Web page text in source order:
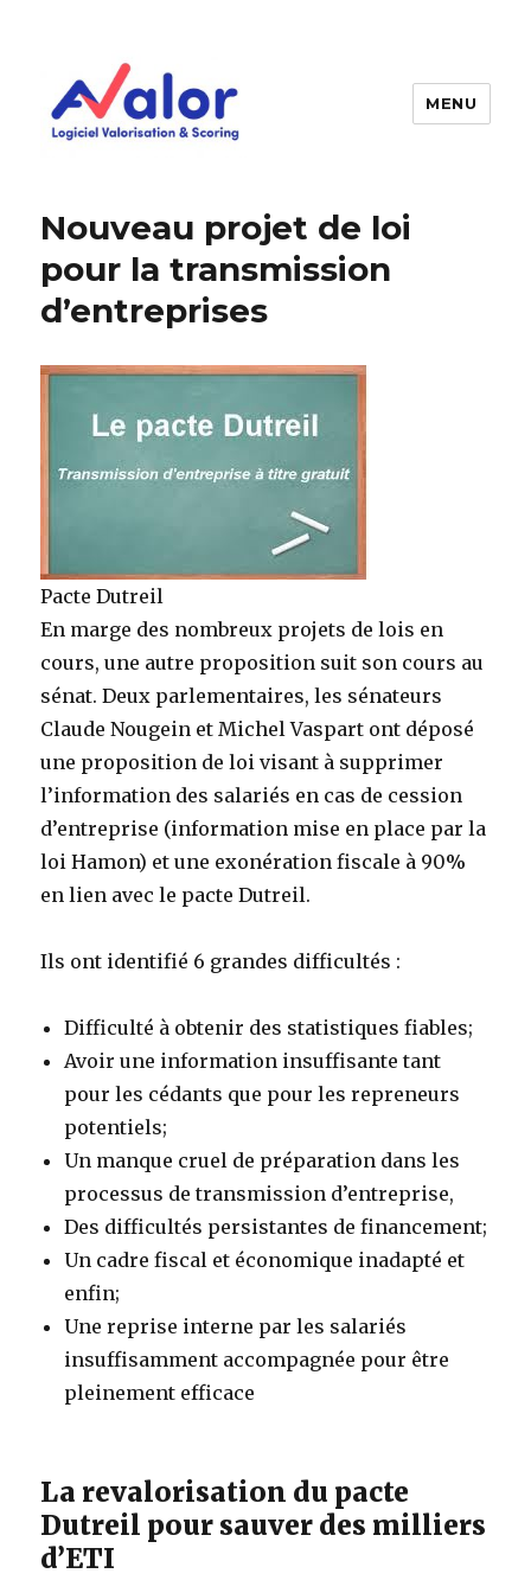
et fonds de commerce
MENU
Nouveau projet de loi
pour la transmission
d’entreprises
Pacte Dutreil
En marge des nombreux projets de lois en
cours, une autre proposition suit son cours au
sénat. Deux parlementaires, les sénateurs
Claude Nougein et Michel Vaspart ont déposé
une proposition de loi visant à supprimer
l’information des salariés en cas de cession
d’entreprise (information mise en place par la
loi Hamon) et une exonération fiscale à 90%
en lien avec le pacte Dutreil.
Ils ont identifié 6 grandes difficultés :
Difficulté à obtenir des statistiques fiables;
Avoir une information insuffisante tant
pour les cédants que pour les repreneurs
potentiels;
Un manque cruel de préparation dans les
processus de transmission d’entreprise,
Des difficultés persistantes de financement;
Un cadre fiscal et économique inadapté et
enfin;
Une reprise interne par les salariés
insuffisamment accompagnée pour être
pleinement efficace
La revalorisation du pacte
Dutreil pour sauver des milliers
d’ETI